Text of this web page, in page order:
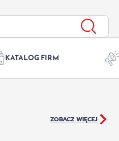
KATALOG FIRM
ZOBACZ WIĘCEJ